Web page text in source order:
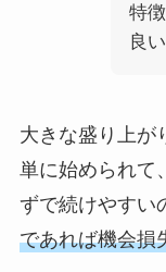
特
良
大きな盛り上が
単に始められて
ずで続けやすい
であれば機会損